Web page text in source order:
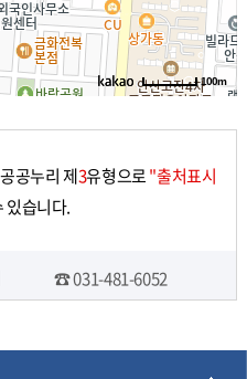
100m
공누리 제3유형으로"출처표시
있습니다.
☎ 031-481-6052